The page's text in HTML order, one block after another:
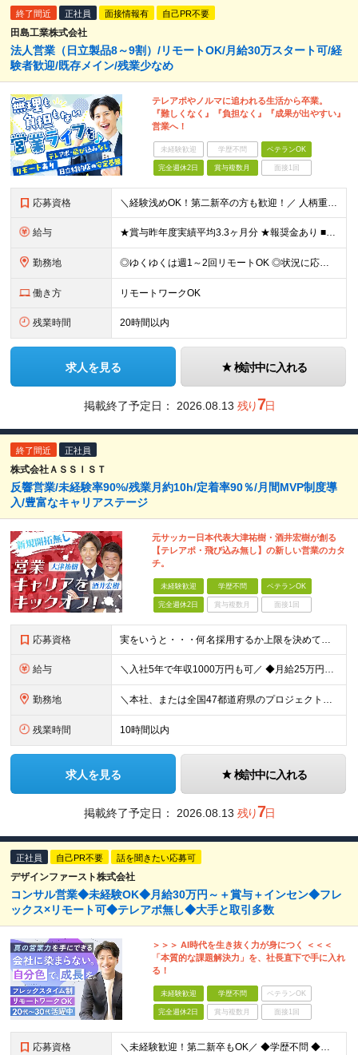
終了間近 正社員 面接情報有 自己PR不要
田島工業株式会社
法人営業（日立製品8～9割）/リモートOK/月給30万スタート可/経
験者歓迎/既存メイン/残業少なめ
テレアポやノルマに追われる生活から卒業。
『難しくなく』『負担なく』『成果が出やすい』
営業へ！
未経験歓迎 学歴不問 ベテランOK
完全週休2日 賞与複数月 面接1回
応募資格 ＼経験浅めOK！第二新卒の方も歓迎！／ 人柄重視の採用を実施中！ 「今の環境や働き方を変えたい」 そんな想いをお持ちの方、大歓迎です◎ 実際に、様々な経歴を持つ先輩も多数活躍しています！ ★営業経験
給与 ★賞与昨年度実績平均3.3ヶ月分 ★報奨金あり ■月給26万～32万円＋各種手当＋賞与年2回 ※経験、スキルなどを考慮したうえ、決定します ※残業代は全額支給いたします ※試用期間3ヵ月あり。期間
勤務地 ◎ゆくゆくは週1～2回リモートOK ◎状況に応じて直行直帰可 ◎転勤はありません 【本社】 東京都千代田区神田三崎町3-10-16 【埼玉営業所】 埼玉県さいたま市北区日進町1-683-3 (変
働き方 リモートワークOK
残業時間 20時間以内
求人を見る 検討中に入れる
掲載終了予定日： 2026.08.13 残り7日
終了間近 正社員
株式会社ＡＳＳＩＳＴ
反響営業/未経験率90%/残業月約10h/定着率90％/月間MVP制度導
入/豊富なキャリアステージ
元サッカー日本代表大津祐樹・酒井宏樹が創る
【テレアポ・飛び込み無し】の新しい営業のカタ
チ。
未経験歓迎 学歴不問 ベテランOK
完全週休2日 賞与複数月 面接1回
応募資格 実をいうと・・・何名採用するか上限を決めていません！ なので、カルチャーフィットする方は【全員採用】します！ ＼弊社のカルチャーに合う方／ □人に喜んでもらうことが好き □何かに打ち込む人を応援した
給与 ＼入社5年で年収1000万円も可／ ◆月給25万円～70万円＋賞与 ※経験・能力などを考慮の上、決定いたします。 ※残業代は別途全額支給いたします。 ※試用期間は6ヶ月です。その間の雇用形態は契約
勤務地 ＼本社、または全国47都道府県のプロジェクト先／ ◎希望に合わせた勤務地でご活躍いただけます！ ◎引っ越しを伴う転勤はございません。 【本社】 東京都中央区銀座1-7-16 コミット銀座ビル4F
残業時間 10時間以内
求人を見る 検討中に入れる
掲載終了予定日： 2026.08.13 残り7日
正社員 自己PR不要 話を聞きたい応募可
デザインファースト株式会社
コンサル営業◆未経験OK◆月給30万円～＋賞与＋インセン◆フレ
ックス×リモート可◆テレアポ無し◆大手と取引多数
＞＞＞ AI時代を生き抜く力が身につく ＜＜＜
「本質的な課題解決力」を、社長直下で手に入れ
る！
未経験歓迎 学歴不問 ベテランOK
完全週休2日 賞与複数月 面接1回
応募資格 ＼未経験歓迎！第二新卒もOK／ ◆学歴不問 ◆業界・職種経験不問 ◆当社の理念に共感いただける方 ＼以下のような方を歓迎しています／ □指示されたことだけでなく、自分で考えて行動できる力をつけたい